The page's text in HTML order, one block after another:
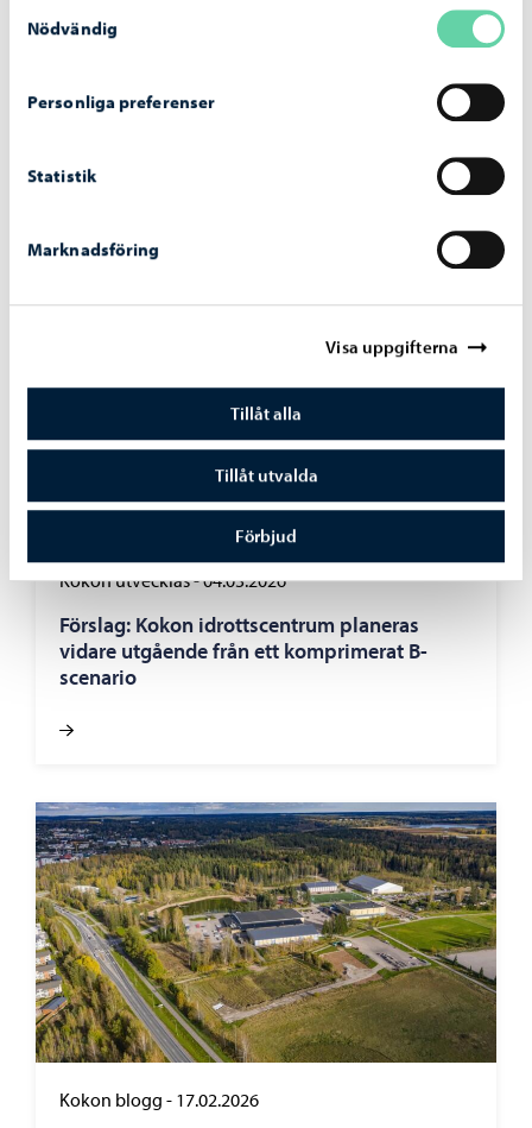
Nödvändig
Personliga preferenser
Statistik
Marknadsföring
Visa uppgifterna
Tillåt alla
Tillåt utvalda
Förbjud
kostnaderna under byggtiden, fortsätter Vainionpää.
Dela på FacebookDela på LinkedIn
Kokon utvecklas-04.03.2026
Förslag: Kokon idrottscentrum planeras
vidare utgående från ett komprimerat B-
scenario
Kokon blogg - 17.02.2026